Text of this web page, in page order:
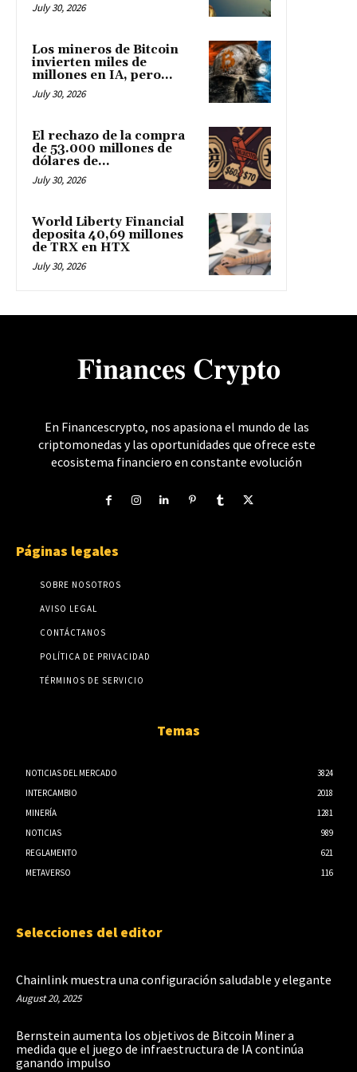
July 30, 2026
Los mineros de Bitcoin
invierten miles de
millones en IA, pero...
July 30, 2026
El rechazo de la compra
de 53.000 millones de
dólares de...
July 30, 2026
World Liberty Financial
deposita 40,69 millones
de TRX en HTX
July 30, 2026
𝐅𝐢𝐧𝐚𝐧𝐜𝐞𝐬 𝐂𝐫𝐲𝐩𝐭𝐨
En Financescrypto, nos apasiona el mundo de las
criptomonedas y las oportunidades que ofrece este
ecosistema financiero en constante evolución
Páginas legales
SOBRE NOSOTROS
AVISO LEGAL
CONTÁCTANOS
POLÍTICA DE PRIVACIDAD
TÉRMINOS DE SERVICIO
Temas
NOTICIAS DEL MERCADO
3824
INTERCAMBIO
2018
MINERÍA
1281
NOTICIAS
989
REGLAMENTO
621
METAVERSO
116
Selecciones del editor
Chainlink muestra una configuración saludable y elegante
August 20, 2025
Bernstein aumenta los objetivos de Bitcoin Miner a
medida que el juego de infraestructura de IA continúa
ganando impulso